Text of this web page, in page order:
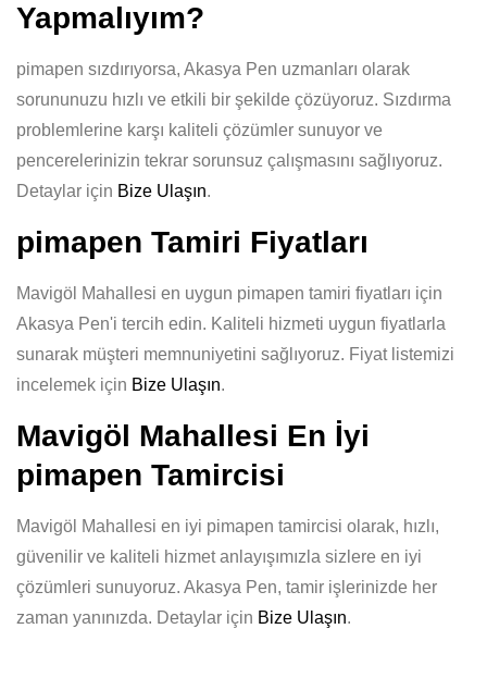
Yapmalıyım?
pimapen sızdırıyorsa, Akasya Pen uzmanları olarak
sorununuzu hızlı ve etkili bir şekilde çözüyoruz. Sızdırma
problemlerine karşı kaliteli çözümler sunuyor ve
pencerelerinizin tekrar sorunsuz çalışmasını sağlıyoruz.
Detaylar için Bize Ulaşın.
pimapen Tamiri Fiyatları
Mavigöl Mahallesi en uygun pimapen tamiri fiyatları için
Akasya Pen'i tercih edin. Kaliteli hizmeti uygun fiyatlarla
sunarak müşteri memnuniyetini sağlıyoruz. Fiyat listemizi
incelemek için Bize Ulaşın.
Mavigöl Mahallesi En İyi
pimapen Tamircisi
Mavigöl Mahallesi en iyi pimapen tamircisi olarak, hızlı,
güvenilir ve kaliteli hizmet anlayışımızla sizlere en iyi
çözümleri sunuyoruz. Akasya Pen, tamir işlerinizde her
zaman yanınızda. Detaylar için Bize Ulaşın.